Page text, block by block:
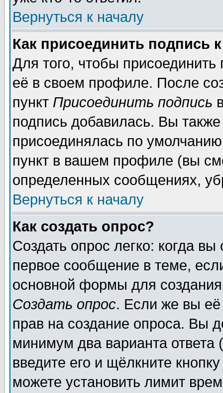
Вернуться к началу
Как присоединить подпись
Для того, чтобы
её в своем профиле. После
пункт Присоединить подпись
подпись добавилась. Вы
присоединялась по
пункт в вашем профиле (вы
определенных сообщениях,
Вернуться к началу
Как создать опрос?
Создать опрос легко: когда
первое сообщение в теме,
основной формы для
Создать опрос. Если же вы её
прав на создание опроса. Вы
минимум два варианта ответа
введите его и щёлкните
можете установить лимит